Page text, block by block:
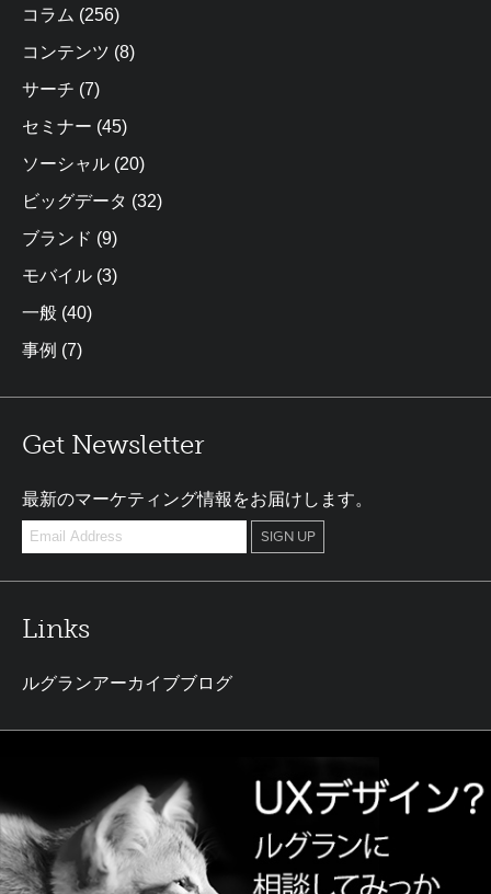
コラム (256)
コンテンツ (8)
サーチ (7)
セミナー (45)
ソーシャル (20)
ビッグデータ (32)
ブランド (9)
モバイル (3)
一般 (40)
事例 (7)
Get Newsletter
最新のマーケティング情報をお届けします。
Links
ルグランアーカイブブログ